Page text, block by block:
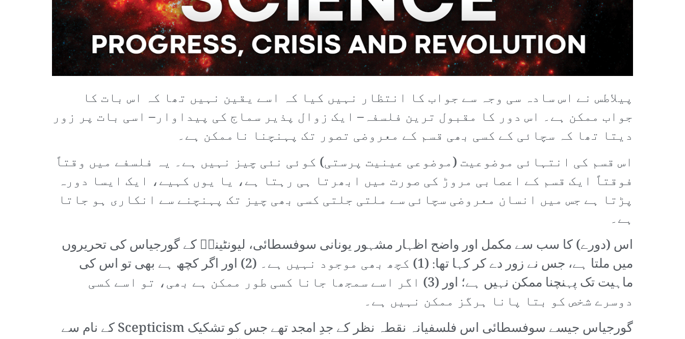
پیلاطس نے اس سادہ سی وجہ سے جواب کا انتظار نہیں کیا کہ اسے یقین نہیں تھا کہ اس بات کا
جواب ممکن ہے۔ اس دور کا مقبول ترین فلسفہ– ایک زوال پذیر سماج کی پیداوار– اسی بات پر زور
دیتا تھا کہ سچائی کے کسی بھی قسم کے معروضی تصور تک پہنچنا ناممکن ہے۔
اس قسم کی انتہائی موضوعیت (موضوعی عینیت پرستی) کوئی نئی چیز نہیں ہے۔ یہ فلسفے میں وقتاً
فوقتاً ایک قسم کے اعصابی مروڑ کی صورت میں ابھرتا ہی رہتا ہے، یا یوں کہیے، ایک ایسا دورہ
پڑتا ہے جس میں انسان معروضی سچائی سے ملتی جلتی کسی بھی چیز تک پہنچنے سے انکاری ہو جاتا
ہے۔
اس (دورے) کا سب سے مکمل اور واضح اظہار مشہور یونانی سوفسطائی، لیونٹینیؔ کے گورجیاس کی تحریروں
میں ملتا ہے، جس نے زور دے کر کہا تھا: (1) کچھ بھی موجود نہیں ہے۔ (2) اور اگر کچھ ہے بھی تو اس کی
ماہیت تک پہنچنا ممکن نہیں ہے؛ اور (3) اگر اسے سمجھا جانا کسی طور ممکن ہے بھی، تو اسے کسی
دوسرے شخص کو بتا پانا ہرگز ممکن نہیں ہے۔
گورجیاس جیسے سوفسطائی اس فلسفیانہ نقطہ نظر کے جدِ امجد تھے جس کو تشکیک Scepticism کے نام سے